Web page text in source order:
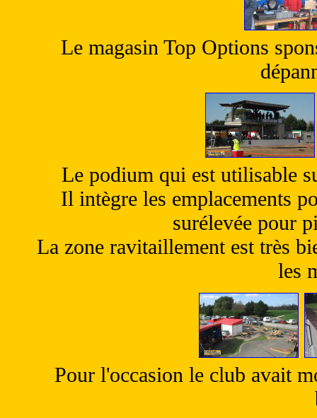
Le magasin Top Options
Le podium qui est utilisable
Il intègre les emplacements
surélevée pour
La zone ravitaillement est très
les
Pour l'occasion le club avait